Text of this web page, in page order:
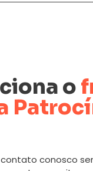
o
conosco